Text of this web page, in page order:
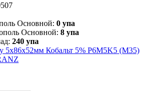
Основной: 0 упа
Основной: 8 упа
240 упа
5х86х52мм Кобальт 5% P6M5K5 (М35)